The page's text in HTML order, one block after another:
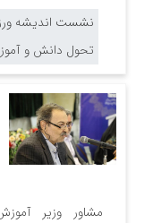
نشست اندیشه
تحول دانش و
مشاور وزیر